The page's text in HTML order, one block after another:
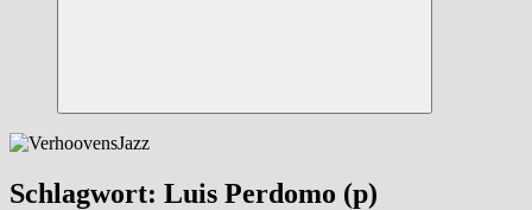
Suchen
Schlagwort: Luis Perdomo (p)